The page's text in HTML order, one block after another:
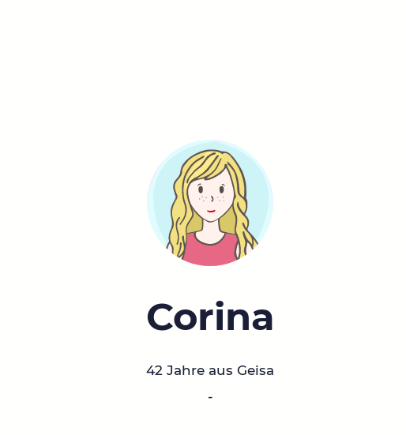
Corina
42 Jahre aus Geisa
-